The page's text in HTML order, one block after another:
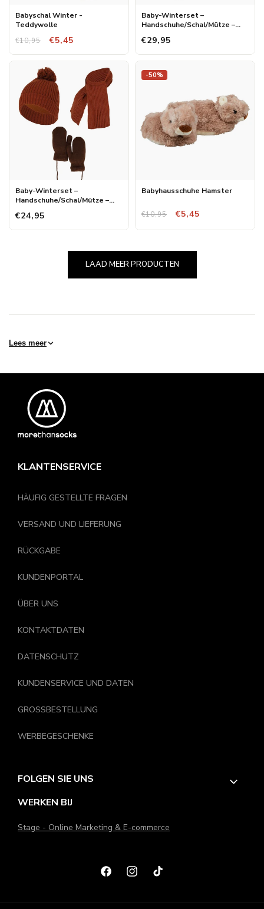
Babyschal Winter -
Teddywolle
€10,95 €5,45
Baby-Winterset –
Handschuhe/Schal/Mütze –
€29,95
Baby-Winterset –
Handschuhe/Schal/Mütze –
€24,95
-50%
Babyhausschuhe Hamster
€10,95 €5,45
LAAD MEER PRODUCTEN
Lees meer
KLANTENSERVICE
HÄUFIG GESTELLTE FRAGEN
VERSAND UND LIEFERUNG
RÜCKGABE
KUNDENPORTAL
ÜBER UNS
KONTAKTDATEN
DATENSCHUTZ
KUNDENSERVICE UND DATEN
GROSSBESTELLUNG
WERBEGESCHENKE
FOLGEN SIE UNS
WERKEN BIJ
Stage - Online Marketing & E-commerce
FacebookInstagramTikTok